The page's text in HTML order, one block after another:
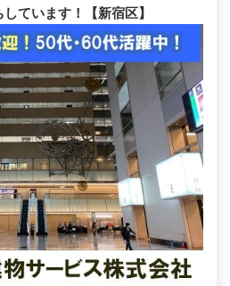
ています！【新宿区】